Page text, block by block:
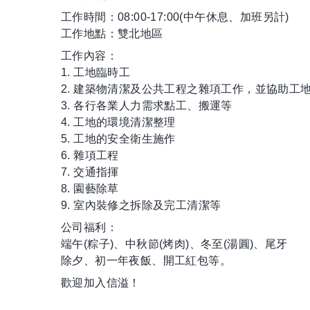
工作時間：08:00-17:00(中午休息、加班另計)
工作地點：雙北地區
工作內容：
1. 工地臨時工
2. 建築物清潔及公共工程之雜項工作，並協助工
3. 各行各業人力需求點工、搬運等
4. 工地的環境清潔整理
5. 工地的安全衛生施作
6. 雜項工程
7. 交通指揮
8. 園藝除草
9. 室內裝修之拆除及完工清潔等
公司福利：
端午(粽子)、中秋節(烤肉)、冬至(湯圓)、尾牙
除夕、初一年夜飯、開工紅包等。
歡迎加入信溢！